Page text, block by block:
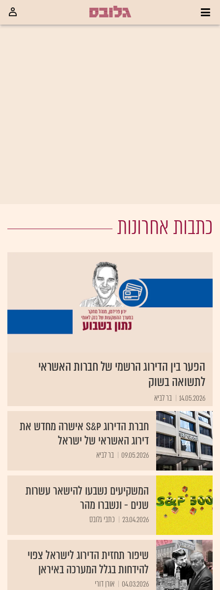
כתבות אחרונות
הפער בין הדירוג הרשמי של חברות האשראי
לתשואה בשוק
14.05.2026 בר לביא
חברת הדירוג S&P אישרה מחדש את
דירוג האשראי של ישראל
09.05.2026 בר לביא
המשקיעים נשבעו להישאר עשרות
שנים - ונשברו מהר
23.04.2026 כתבי גלובס
שיפור תחזית הדירוג לישראל צפוי
להידחות בגלל המערכה באיראן
04.03.2026 אורן דורי